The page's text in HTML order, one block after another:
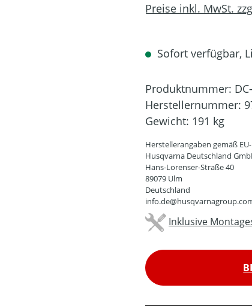
Preise inkl. MwSt.
Sofort verfügbar,
Produktnummer:
Herstellernummer:
Gewicht: 191 kg
Herstellerangaben gemäß
Husqvarna Deutschland
Hans-Lorenser-Straße 40
89079 Ulm
Deutschland
Inklusive